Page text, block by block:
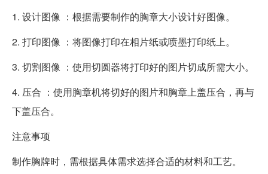
1. 设计图像 ：根据需要制作的胸章大小设计好图像。
2. 打印图像 ：将图像打印在相片纸或喷墨打印纸上。
3. 切割图像 ：使用切圆器将打印好的图片切成所需大小。
4. 压合 ：使用胸章机将切好的图片和胸章上盖压合，再与
下盖压合。
注意事项
制作胸牌时，需根据具体需求选择合适的材料和工艺。